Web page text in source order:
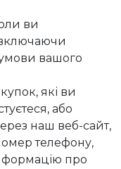
ви
умови вашого
які ви
або
наш веб-сайт,
телефону,
про